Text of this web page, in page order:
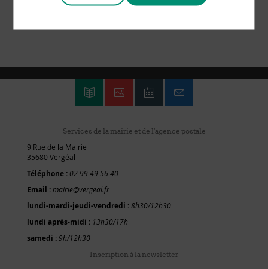
Services de la mairie et de l'agence postale
9 Rue de la Mairie
35680 Vergéal
Téléphone : 02 99 49 56 40
Email :mairie@vergeal.fr
lundi-mardi-jeudi-vendredi :8h30/12h30
lundi après-midi : 13h30/17h
samedi : 9h/12h30
Inscription à la newsletter